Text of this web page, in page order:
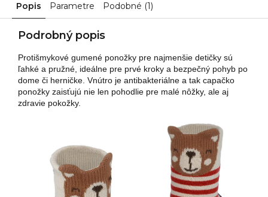
Popis Parametre Podobné (1)
Podrobný popis
Protišmykové gumené ponožky pre najmenšie detičky sú
ľahké a pružné, ideálne pre prvé kroky a bezpečný pohyb po
dome či herničke. Vnútro je antibakteriálne a tak capačko
ponožky zaisťujú nie len pohodlie pre malé nôžky, ale aj
zdravie pokožky.